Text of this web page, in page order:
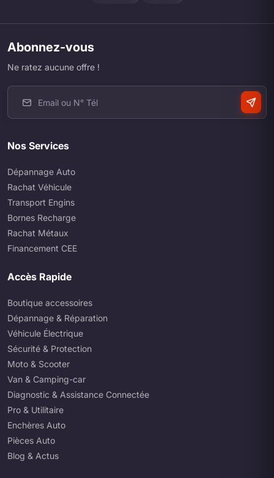
Abonnez-vous
Ne ratez aucune offre !
Nos Services
Dépannage Auto
Rachat Véhicule
Transport Engins
Bornes Recharge
Rachat Métaux
Financement CEE
Accès Rapide
Boutique accessoires
Dépannage & Réparation
Véhicule Électrique
Sécurité & Protection
Moto & Scooter
Van & Camping-car
Diagnostic & Assistance Connectée
Pro & Utilitaire
Enchères Auto
Pièces Auto
Blog & Actus